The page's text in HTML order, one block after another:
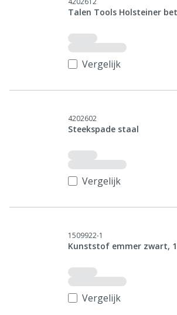
Talen Tools Holsteiner
Vergelijk
4202602
Steekspade staal
Vergelijk
1509922-1
Kunststof emmer zwart,
Vergelijk